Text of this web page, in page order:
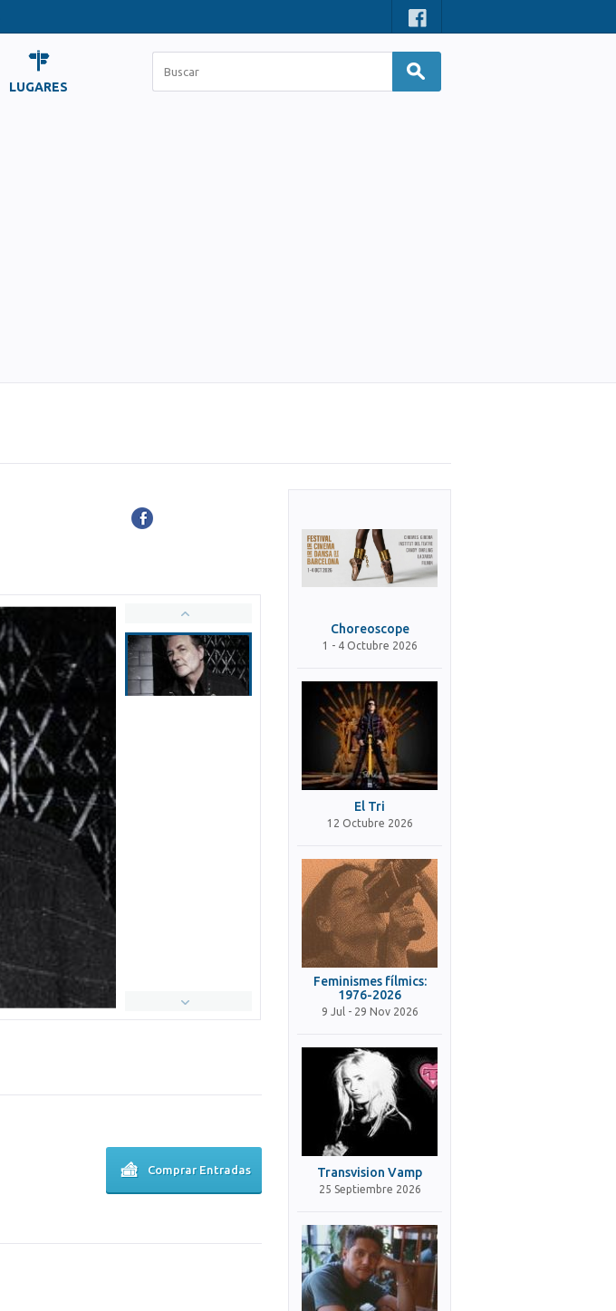
LUGARES
Comprar Entradas
Choreoscope
1 - 4 Octubre 2026
El Tri
12 Octubre 2026
Feminismes fílmics:
1976-2026
9 Jul - 29 Nov 2026
Transvision Vamp
25 Septiembre 2026